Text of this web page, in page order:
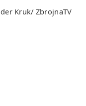
Kruk/ ZbrojnaTV